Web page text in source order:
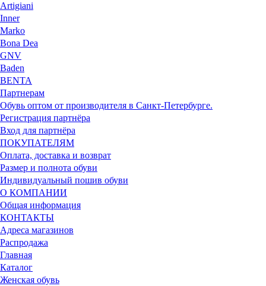
Artigiani
Inner
Marko
Bona Dea
GNV
Baden
BENTA
Партнерам
Обувь оптом от производителя в Санкт-Петербурге.
Регистрация партнёра
Вход для партнёра
ПОКУПАТЕЛЯМ
Оплата, доставка и возврат
Размер и полнота обуви
Индивидуальный пошив обуви
О КОМПАНИИ
Общая информация
КОНТАКТЫ
Адреса магазинов
Распродажа
Главная
Каталог
Женская обувь